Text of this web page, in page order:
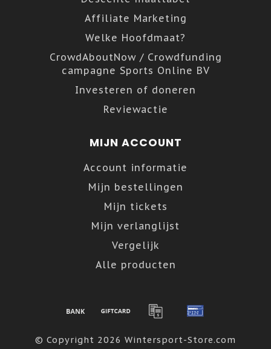
Affiliate Marketing
Welke Hoofdmaat?
CrowdAboutNow / Crowdfunding
campagne Sports Online BV
Investeren of doneren
Reviewactie
MIJN ACCOUNT
Account informatie
Mijn bestellingen
Mijn tickets
Mijn verlanglijst
Vergelijk
Alle producten
© Copyright 2026 Wintersport-Store.com